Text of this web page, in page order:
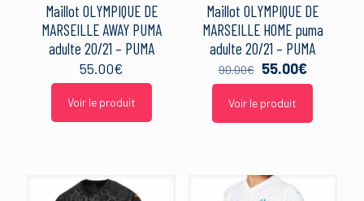
Maillot OLYMPIQUE DE
MARSEILLE AWAY PUMA
adulte 20/21 – PUMA
55.00€
Voir le produit
Maillot OLYMPIQUE DE
MARSEILLE HOME puma
adulte 20/21 – PUMA
90.00€ Le
prix
initial
était :
55.00€Le
prix
est :
Voir le produit